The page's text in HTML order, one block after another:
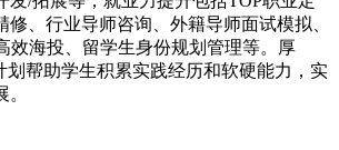
修、行业导师咨询、外籍导师面试模拟、
效海投、留学生身份规划管理等。厚
帮助学生积累实践经历和软硬能力，实